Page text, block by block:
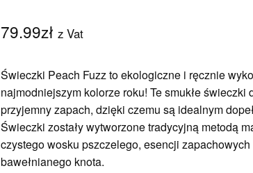
79.99zł z Vat
Świeczki Peach Fuzz to ekologiczne i ręcznie
najmodniejszym kolorze roku! Te smukłe świeczki
przyjemny zapach, dzięki czemu są idealnym
Świeczki zostały wytworzone tradycyjną metodą
czystego wosku pszczelego, esencji
bawełnianego knota.